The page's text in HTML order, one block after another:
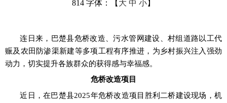
814 字体：【 大 中 小】
连日来，巴楚县危桥改造、污水管网建设、村组道路以工代
赈及农田防渗渠新建等多项工程有序推进，为乡村振兴注入强劲
动力，切实提升各族群众的获得感与幸福感。
危桥改造项目
近日，在巴楚县2025年危桥改造项目胜利二桥建设现场，机